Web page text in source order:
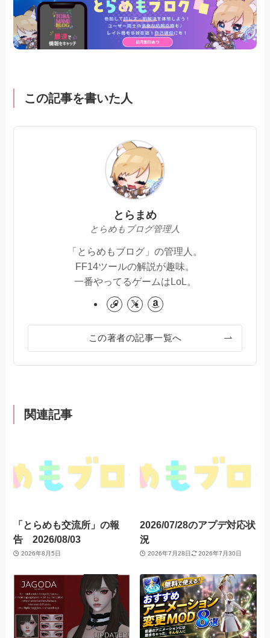
この記事を書いた人
とらまめ
とらめもブログ管理人
「とらめもブログ」の管理人。
FF14ツールの解説が趣味。
一番やってるゲームはLoL。
この著者の記事一覧へ
関連記事
「とらめも交流所」の報
告 2026/08/03
2026年8月5日
2026/07/28のアプデ対応状
況
2026年7月28日 2026年7月30日